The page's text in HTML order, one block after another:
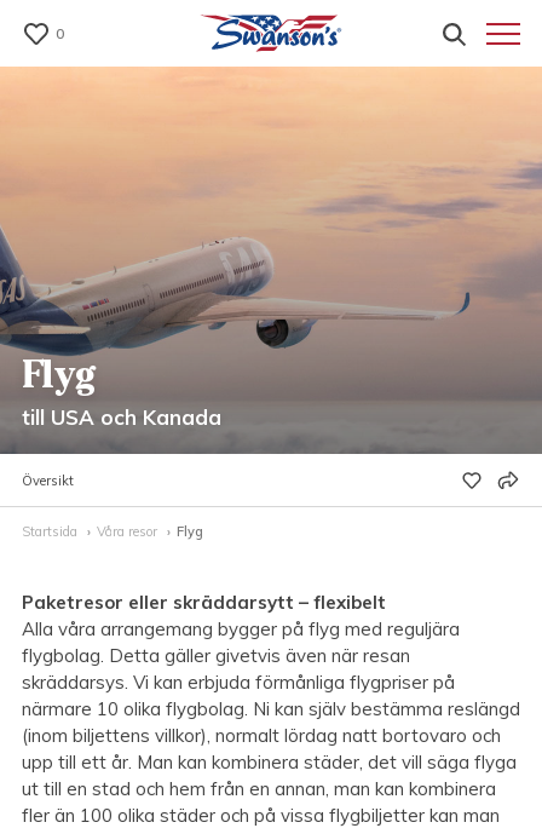
0
Flyg
till USA och Kanada
Översikt
Startsida Våra resor Flyg
Paketresor eller skräddarsytt – flexibelt
Alla våra arrangemang bygger på flyg med reguljära
flygbolag. Detta gäller givetvis även när resan
skräddarsys. Vi kan erbjuda förmånliga flygpriser på
närmare 10 olika flygbolag. Ni kan själv bestämma reslängd
(inom biljettens villkor), normalt lördag natt bortovaro och
upp till ett år. Man kan kombinera städer, det vill säga flyga
ut till en stad och hem från en annan, man kan kombinera
fler än 100 olika städer och på vissa flygbiljetter kan man